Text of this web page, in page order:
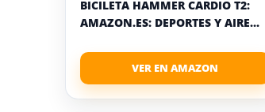
BICILETA HAMMER CARDIO T2:
AMAZON.ES: DEPORTES Y AIRE...